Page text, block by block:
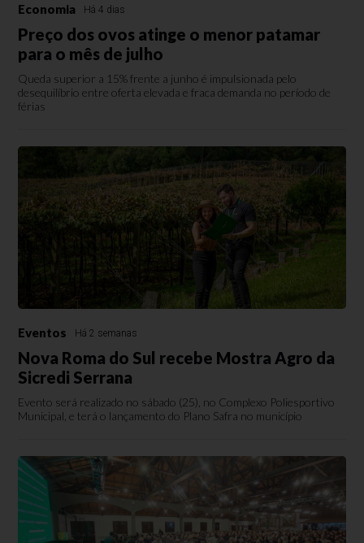
Economia Há 4 dias
Preço dos ovos atinge o menor patamar
para o mês de julho
Queda superior a 15% frente a junho é impulsionada pelo
desequilíbrio entre oferta elevada e fraca demanda no período de
férias
Eventos Há 2 semanas
Nova Roma do Sul recebe Mostra Agro da
Sicredi Serrana
Evento será realizado no sábado (25), no Complexo Poliesportivo
Municipal, e terá o lançamento do Plano Safra no município